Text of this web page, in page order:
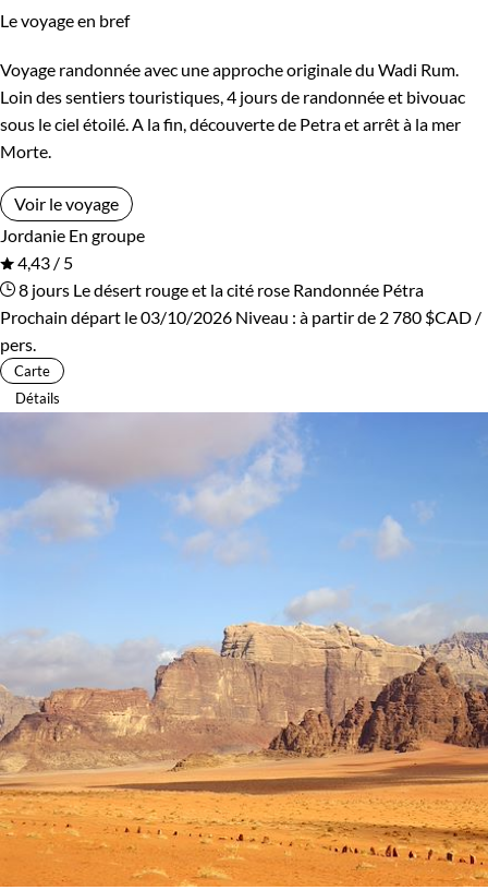
Le voyage en bref
Voyage randonnée avec une approche originale du Wadi Rum.
Loin des sentiers touristiques, 4 jours de randonnée et bivouac
sous le ciel étoilé. A la fin, découverte de Petra et arrêt à la mer
Morte.
Voir le voyage
Jordanie En groupe
4,43 / 5
8 jours Le désert rouge et la cité rose Randonnée Pétra
Prochain départ le 03/10/2026 Niveau : à partir de 2 780 $CAD /
pers.
Carte
Détails